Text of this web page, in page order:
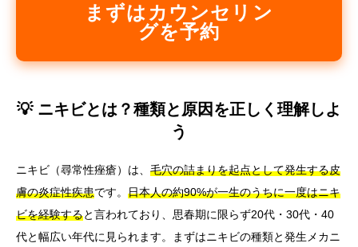
まずはカウンセリン
グを予約
💡 ニキビとは？種類と原因を正しく理解しよ
う
ニキビ（尋常性痤瘡）は、 毛穴の詰まりを起点として発生する皮
膚の炎症性疾患です。 日本人の約90%が一生のうちに一度はニキ
ビを経験すると言われており、思春期に限らず20代・30代・40
代と幅広い年代に見られます。まずはニキビの種類と発生メカニ